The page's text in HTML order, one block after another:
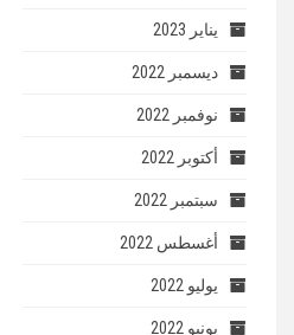
يناير 2023
ديسمبر 2022
نوفمبر 2022
أكتوبر 2022
سبتمبر 2022
أغسطس 2022
يوليو 2022
يونيو 2022